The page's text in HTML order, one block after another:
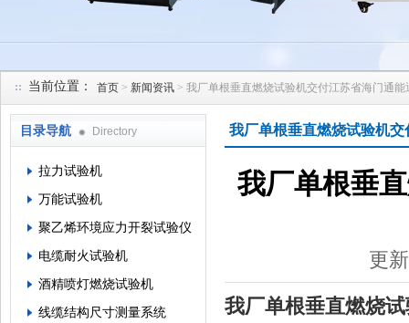
当前位置： 首页 > 新闻资讯 > 我厂单根垂直燃烧试验机交付江苏省海门通
目录导航 Directory
拉力试验机
万能试验机
聚乙烯环境应力开裂试验仪
电缆耐火试验机
酒精喷灯燃烧试验机
线缆结构尺寸测量系统
我厂单根垂直燃烧试验机
我厂单根垂
更
我厂单根垂直燃烧